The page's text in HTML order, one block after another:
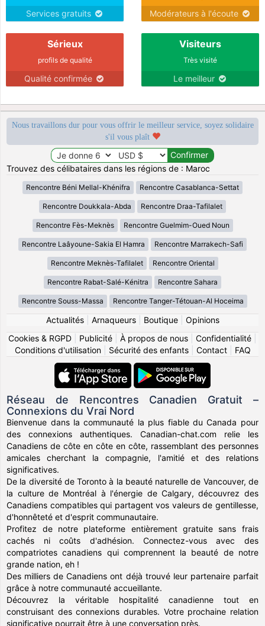
Services gratuits Modérateurs à l'écoute
Sérieux
profils de qualité
Qualité confirmée
Visiteurs
Très visité
Le meilleur
Nous travaillons dur pour vous offrir le meilleur service, soyez solidaire
s'il vous plaît
Trouvez des célibataires dans les régions de : Maroc
Rencontre Béni Mellal-Khénifra Rencontre Casablanca-Settat
Rencontre Doukkala-Abda Rencontre Draa-Tafilalet
Rencontre Fès-Meknès Rencontre Guelmim-Oued Noun
Rencontre Laâyoune-Sakia El Hamra Rencontre Marrakech-Safi
Rencontre Meknès-Tafilalet Rencontre Oriental
Rencontre Rabat-Salé-Kénitra Rencontre Sahara
Rencontre Souss-Massa Rencontre Tanger-Tétouan-Al Hoceima
Actualités| Arnaqueurs| Boutique| Opinions
Cookies & RGPD
Publicité À propos de nous Confidentialité
Conditions d'utilisation| Sécurité des enfants| Contact| FAQ
Réseau de Rencontres Canadien Gratuit –
Connexions du Vrai Nord
Bienvenue dans la communauté la plus fiable du Canada pour
des connexions authentiques. Canadian-chat.com relie les
Canadiens de côte en côte en côte, rassemblant des personnes
amicales cherchant la compagnie, l'amitié et des relations
significatives.
De la diversité de Toronto à la beauté naturelle de Vancouver, de
la culture de Montréal à l'énergie de Calgary, découvrez des
Canadiens compatibles qui partagent vos valeurs de gentillesse,
d'honnêteté et d'esprit communautaire.
Profitez de notre plateforme entièrement gratuite sans frais
cachés ni coûts d'adhésion. Connectez-vous avec des
compatriotes canadiens qui comprennent la beauté de notre
grande nation, eh !
Des milliers de Canadiens ont déjà trouvé leur partenaire parfait
grâce à notre communauté accueillante.
Découvrez la véritable hospitalité canadienne tout en
construisant des connexions durables. Votre prochaine relation
significative pourrait être à une conversation près.